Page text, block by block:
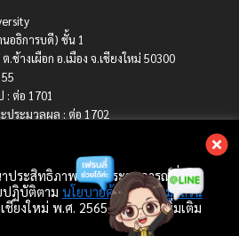
อธิการบดี) ชั้น 1
.ช้างเผือก อ.เมือง จ.เชียงใหม่ 50300
: ต่อ 1701
ประมวลผล : ต่อ 1702
ประสิทธิภาพ และประสบการณ์ที่ดีใน
ปฏิบัติตาม นโยบายคุ้มครองข้อมูลส่วน
เชียงใหม่ พ.ศ. 2565 ศึกษาเพิ่มเติม